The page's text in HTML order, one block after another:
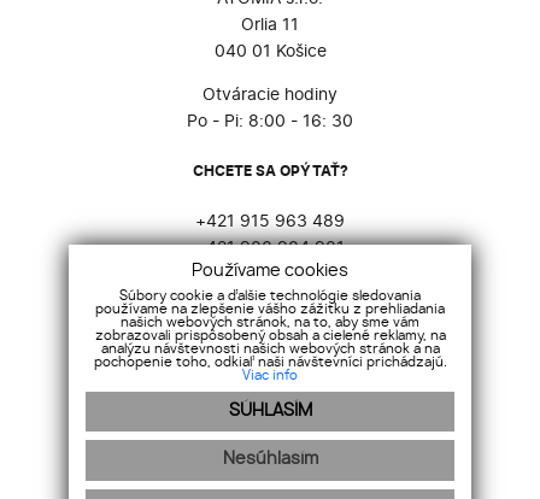
Používame cookies
Súbory cookie a ďalšie technológie sledovania
používame na zlepšenie vášho zážitku z prehliadania
našich webových stránok, na to, aby sme vám
zobrazovali prispôsobený obsah a cielené reklamy, na
analýzu návštevnosti našich webových stránok a na
pochopenie toho, odkiaľ naši návštevníci prichádzajú.
Viac info
SÚHLASÍM
Nesúhlasím
Orlia 11
040 01 Košice
Otváracie hodiny
Po - Pi: 8:00 - 16: 30
CHCETE SA OPÝTAŤ?
+421 915 963 489
+421 903 904 901
atomia@atomia.sk
SOCIÁLNE SIETE
GDPR Cookies